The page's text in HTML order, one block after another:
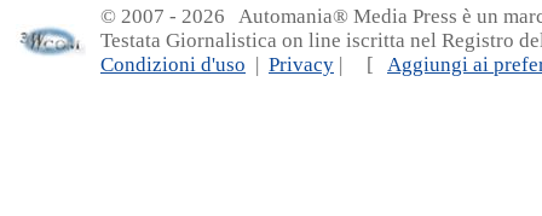
© 2007 - 2026 Automania® Media Press è un
Testata Giornalistica on line iscritta nel Registro
Condizioni d'uso | Privacy | [ Aggiungi ai